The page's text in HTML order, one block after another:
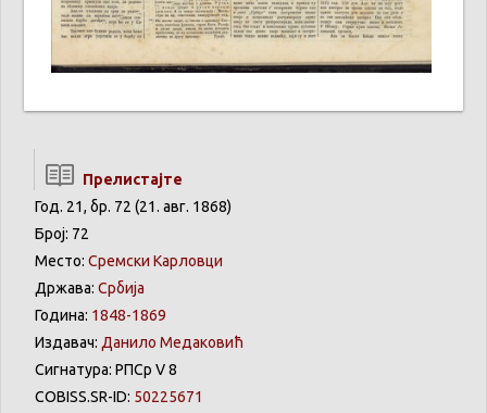
Прелистајте
Год. 21, бр. 72 (21. авг. 1868)
Број: 72
Место: Сремски Карловци
Држава: Србија
Година: 1848-1869
Издавач: Данилo Медаковић
Сигнатура: РПСр V 8
COBISS.SR-ID: 50225671